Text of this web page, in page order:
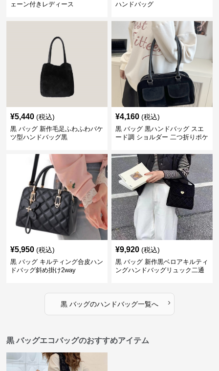
ェーン付きレディース
ハンドバッグ
¥5,440 (税込)
黒 バッグ 新作毛足ふわふわバケ
ツ型ハンドバッグ黒
¥4,160 (税込)
黒 バッグ 黒ハンドバッグ スエ
ード調 ショルダー 二つ折りポケ
¥5,950 (税込)
黒 バッグ キルティング合皮ハン
ドバッグ斜め掛け2way
¥9,920 (税込)
黒 バッグ 新作黒ベロアキルティ
ングハンドバッグリュック二通
黒 バッグのハンドバッグ一覧へ ›
黒 バッグエコバッグのおすすめアイテム